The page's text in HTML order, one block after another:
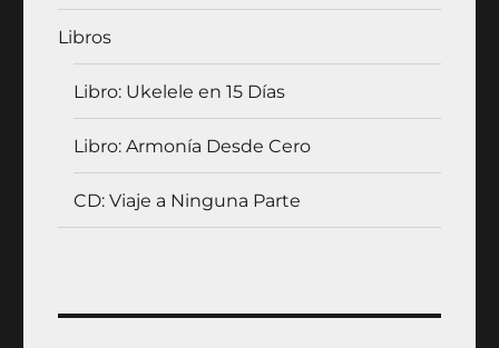
Libros
Libro: Ukelele en 15 Días
Libro: Armonía Desde Cero
CD: Viaje a Ninguna Parte